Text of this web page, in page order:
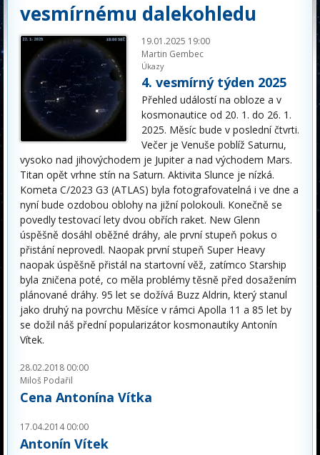
vesmírnému dalekohledu
19.01.2025 19:00
Martin Gembec
Úkazy
4. vesmírný týden 2025
Přehled událostí na obloze a v
kosmonautice od 20. 1. do 26. 1.
2025. Měsíc bude v poslední čtvrti.
Večer je Venuše poblíž Saturnu,
vysoko nad jihovýchodem je Jupiter a nad východem Mars.
Titan opět vrhne stín na Saturn. Aktivita Slunce je nízká.
Kometa C/2023 G3 (ATLAS) byla fotografovatelná i ve dne a
nyní bude ozdobou oblohy na jižní polokouli. Konečně se
povedly testovací lety dvou obřích raket. New Glenn
úspěšně dosáhl oběžné dráhy, ale první stupeň pokus o
přistání neprovedl. Naopak první stupeň Super Heavy
naopak úspěšně přistál na startovní věž, zatímco Starship
byla zničena poté, co měla problémy těsně před dosažením
plánované dráhy. 95 let se dožívá Buzz Aldrin, který stanul
jako druhý na povrchu Měsíce v rámci Apolla 11 a 85 let by
se dožil náš přední popularizátor kosmonautiky Antonín
Vítek.
28.02.2018 00:00
Miloš Podařil
Cena Antonína Vítka
17.04.2014 00:00
Antonín Vítek